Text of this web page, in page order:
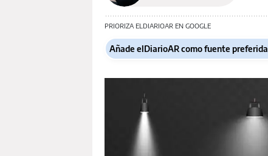
PRIORIZA ELDIARIOAR EN GOOGLE
Añade elDiarioAR como fuente preferida